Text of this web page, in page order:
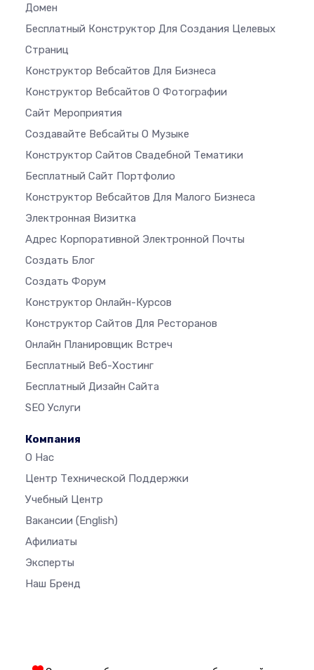
Домен
Бесплатный Конструктор Для Создания Целевых
Страниц
Конструктор Вебсайтов Для Бизнеса
Конструктор Вебсайтов О Фотографии
Сайт Мероприятия
Создавайте Вебсайты О Музыке
Конструктор Сайтов Свадебной Тематики
Бесплатный Сайт Портфолио
Конструктор Вебсайтов Для Малого Бизнеса
Электронная Визитка
Адрес Корпоративной Электронной Почты
Создать Блог
Создать Форум
Конструктор Онлайн-Курсов
Конструктор Сайтов Для Ресторанов
Онлайн Планировщик Встреч
Бесплатный Веб-Хостинг
Бесплатный Дизайн Сайта
SEO Услуги
Компания
О Нас
Центр Технической Поддержки
Учебный Центр
Вакансии (English)
Афилиаты
Эксперты
Наш Бренд